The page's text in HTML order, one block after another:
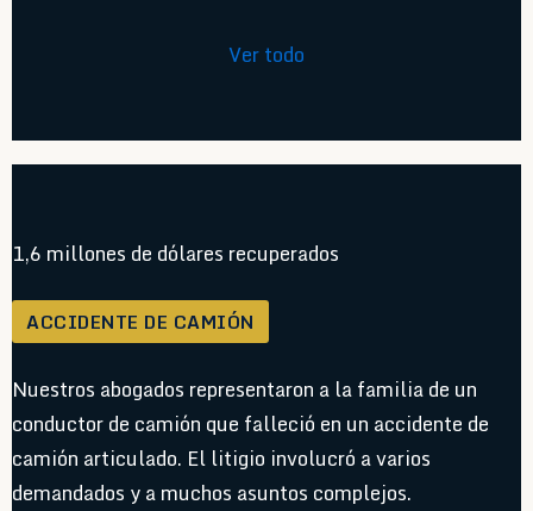
Ver todo
1,6 millones de dólares recuperados
ACCIDENTE DE CAMIÓN
Nuestros abogados representaron a la familia de un
conductor de camión que falleció en un accidente de
camión articulado. El litigio involucró a varios
demandados y a muchos asuntos complejos.